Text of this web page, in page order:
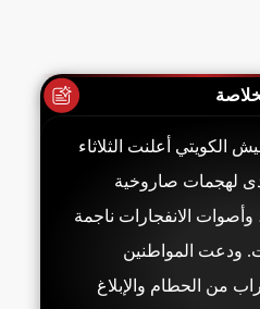
الكويتي أعلنت الثلاثاء
لهجمات صاروخية
الانفجارات ناجمة
ودعت المواطنين
من الحطام والإبلاغ